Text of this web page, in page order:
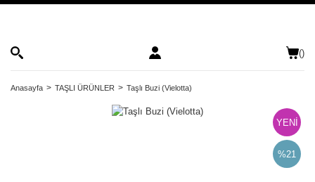
()
Anasayfa TAŞLI ÜRÜNLER Taşlı Buzi (Vielotta)
YENİ
%21